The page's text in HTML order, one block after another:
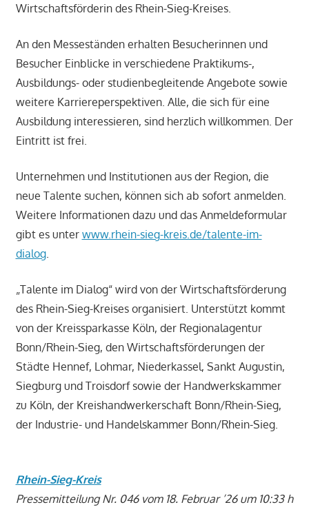
Wirtschaftsförderin des Rhein-Sieg-Kreises.
An den Messeständen erhalten Besucherinnen und
Besucher Einblicke in verschiedene Praktikums-,
Ausbildungs- oder studienbegleitende Angebote sowie
weitere Karriereperspektiven. Alle, die sich für eine
Ausbildung interessieren, sind herzlich willkommen. Der
Eintritt ist frei.
Unternehmen und Institutionen aus der Region, die
neue Talente suchen, können sich ab sofort anmelden.
Weitere Informationen dazu und das Anmeldeformular
gibt es unter www.rhein-sieg-kreis.de/talente-im-
dialog.
„Talente im Dialog“ wird von der Wirtschaftsförderung
des Rhein-Sieg-Kreises organisiert. Unterstützt kommt
von der Kreissparkasse Köln, der Regionalagentur
Bonn/Rhein-Sieg, den Wirtschaftsförderungen der
Städte Hennef, Lohmar, Niederkassel, Sankt Augustin,
Siegburg und Troisdorf sowie der Handwerkskammer
zu Köln, der Kreishandwerkerschaft Bonn/Rhein-Sieg,
der Industrie- und Handelskammer Bonn/Rhein-Sieg.
Rhein-Sieg-Kreis
Pressemitteilung Nr. 046 vom 18. Februar ’26 um 10:33 h